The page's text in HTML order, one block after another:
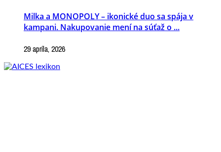
Milka a MONOPOLY – ikonické duo sa spája v
kampani. Nakupovanie mení na súťaž o ...
29 apríla, 2026